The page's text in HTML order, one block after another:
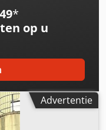
*
op u
Advertentie